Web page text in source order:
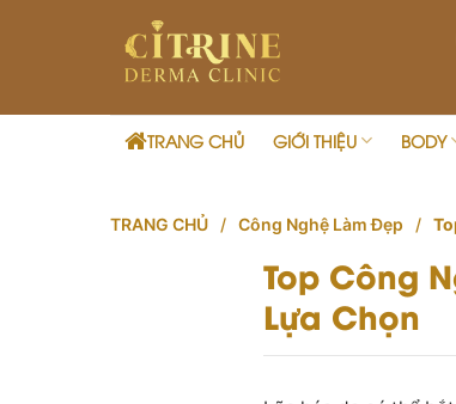
TRANG CHỦ GIỚI THIỆU BODY
TRANG CHỦ / Công Nghệ Làm Đẹp /
Top Công
Lựa Chọn